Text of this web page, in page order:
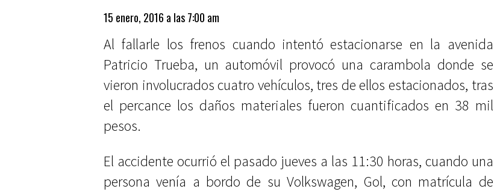
15 enero, 2016 a las 7:00 am
Al fallarle los frenos cuando intentó estacionarse en la avenida
Patricio Trueba, un automóvil provocó una carambola donde se
vieron involucrados cuatro vehículos, tres de ellos estacionados, tras
el percance los daños materiales fueron cuantificados en 38 mil
pesos.
El accidente ocurrió el pasado jueves a las 11:30 horas, cuando una
persona venía a bordo de su Volkswagen, Gol, con matrícula de